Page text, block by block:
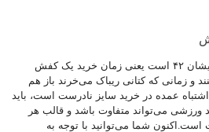
برخی افراد فکر می‌کنند سایز پایشان ۴۲ است یعنی زمان خرید یک کفش
می‌کنند و زمانی که کتانی ریباک می‌خرند باز هم
این یک اشتباه عمده در خرید سایز نادرست است، باید
ورزشی می‌تواند متفاوت باشد و قالب هر
شما می‌توانید با توجه به